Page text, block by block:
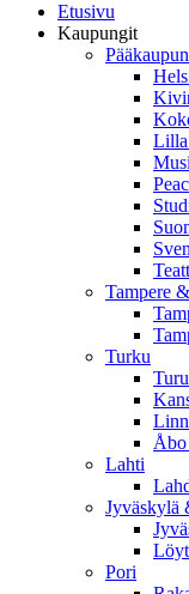
Etusivu
Kaupungit
Lilla
Tampere
Turku
Åbo
Lahti
Jyväskylä
Pori